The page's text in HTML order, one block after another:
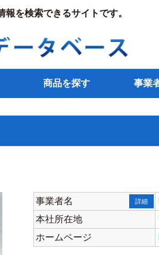
を検索できるサイトです。
商品を探す 事業
事業者名 詳細
本社所在地
ホームページ